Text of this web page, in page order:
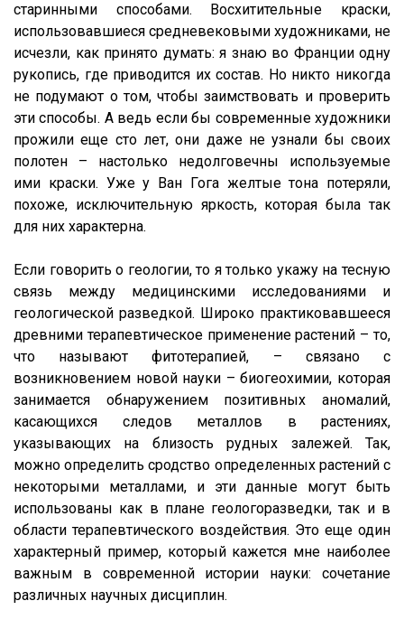
старинными способами. Восхитительные краски,
использовавшиеся средневековыми художниками, не
исчезли, как принято думать: я знаю во Франции одну
рукопись, где приводится их состав. Но никто никогда
не подумают о том, чтобы заимствовать и проверить
эти способы. А ведь если бы современные художники
прожили еще сто лет, они даже не узнали бы своих
полотен – настолько недолговечны используемые
ими краски. Уже у Ван Гога желтые тона потеряли,
похоже, исключительную яркость, которая была так
для них характерна.
Если говорить о геологии, то я только укажу на тесную
связь между медицинскими исследованиями и
геологической разведкой. Широко практиковавшееся
древними терапевтическое применение растений – то,
что называют фитотерапией, – связано с
возникновением новой науки – биогеохимии, которая
занимается обнаружением позитивных аномалий,
касающихся следов металлов в растениях,
указывающих на близость рудных залежей. Так,
можно определить сродство определенных растений с
некоторыми металлами, и эти данные могут быть
использованы как в плане геологоразведки, так и в
области терапевтического воздействия. Это еще один
характерный пример, который кажется мне наиболее
важным в современной истории науки: сочетание
различных научных дисциплин.